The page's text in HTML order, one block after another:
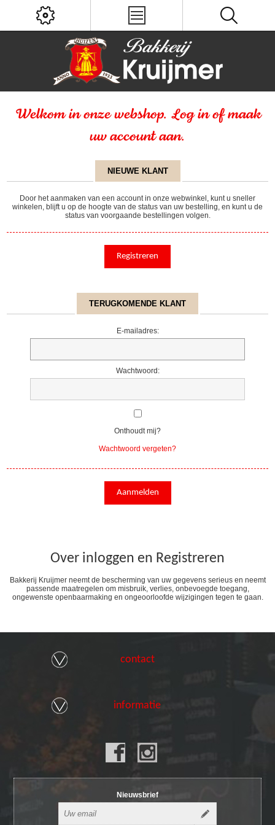
Welkom in onze webshop. Log in of maak
uw account aan.
NIEUWE KLANT
Door het aanmaken van een account in onze webwinkel, kunt u sneller
winkelen, blijft u op de hoogte van de status van uw bestelling, en kunt u de
status van voorgaande bestellingen volgen.
TERUGKOMENDE KLANT
E-mailadres:
Wachtwoord:
Onthoudt mij?
Wachtwoord vergeten?
Over inloggen en Registreren
Bakkerij Kruijmer neemt de bescherming van uw gegevens serieus en neemt
passende maatregelen om misbruik, verlies, onbevoegde toegang,
ongewenste openbaarmaking en ongeoorloofde wijzigingen tegen te gaan.
contact
informatie
Nieuwsbrief